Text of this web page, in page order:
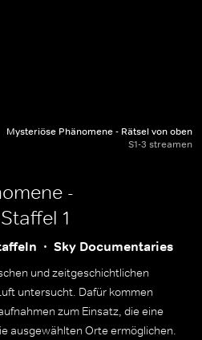
Mysteriöse Phänomene - Rätsel von oben
S1-3 streamen
-
Staffel 1
Sky Documentaries
und zeitgeschichtlichen
untersucht. Dafür kommen
zum Einsatz, die eine
ausgewählten Orte ermöglichen.